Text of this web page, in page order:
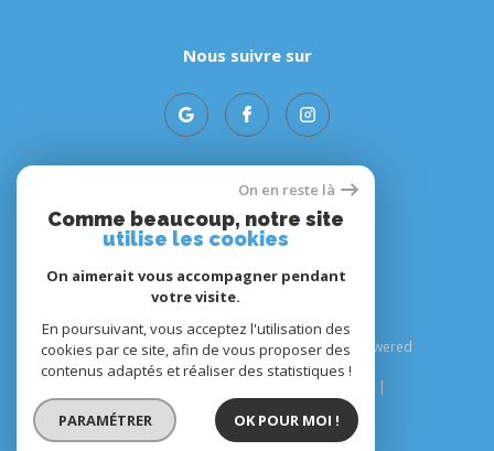
Nous suivre sur
Adhérents
© 2026 | Tous droits réservés | Traduction powered
by Google |
Nos liens
Politique RGPD Cookies
On en reste là
Comme beaucoup, notre site
utilise les cookies
On aimerait vous accompagner pendant
votre visite.
En poursuivant, vous acceptez l'utilisation des
cookies par ce site, afin de vous proposer des
contenus adaptés et réaliser des statistiques !
PARAMÉTRER OK POUR MOI !